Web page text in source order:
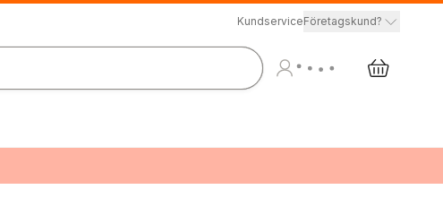
KundserviceFöretagskund?